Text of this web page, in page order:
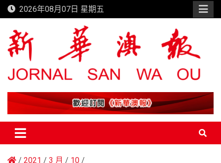
Skip
to
content
2026年08月07日 星期五
新華澳報
2021 3 月
10